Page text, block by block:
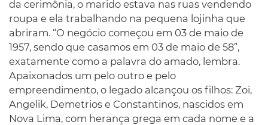
da cerimônia, o marido estava nas ruas vendendo
roupa e ela trabalhando na pequena lojinha que
abriram. “O negócio começou em 03 de maio de
1957, sendo que casamos em 03 de maio de 58”,
exatamente como a palavra do amado, lembra.
Apaixonados um pelo outro e pelo
empreendimento, o legado alcançou os filhos: Zoi,
Angelik, Demetrios e Constantinos, nascidos em
Nova Lima, com herança grega em cada nome e a